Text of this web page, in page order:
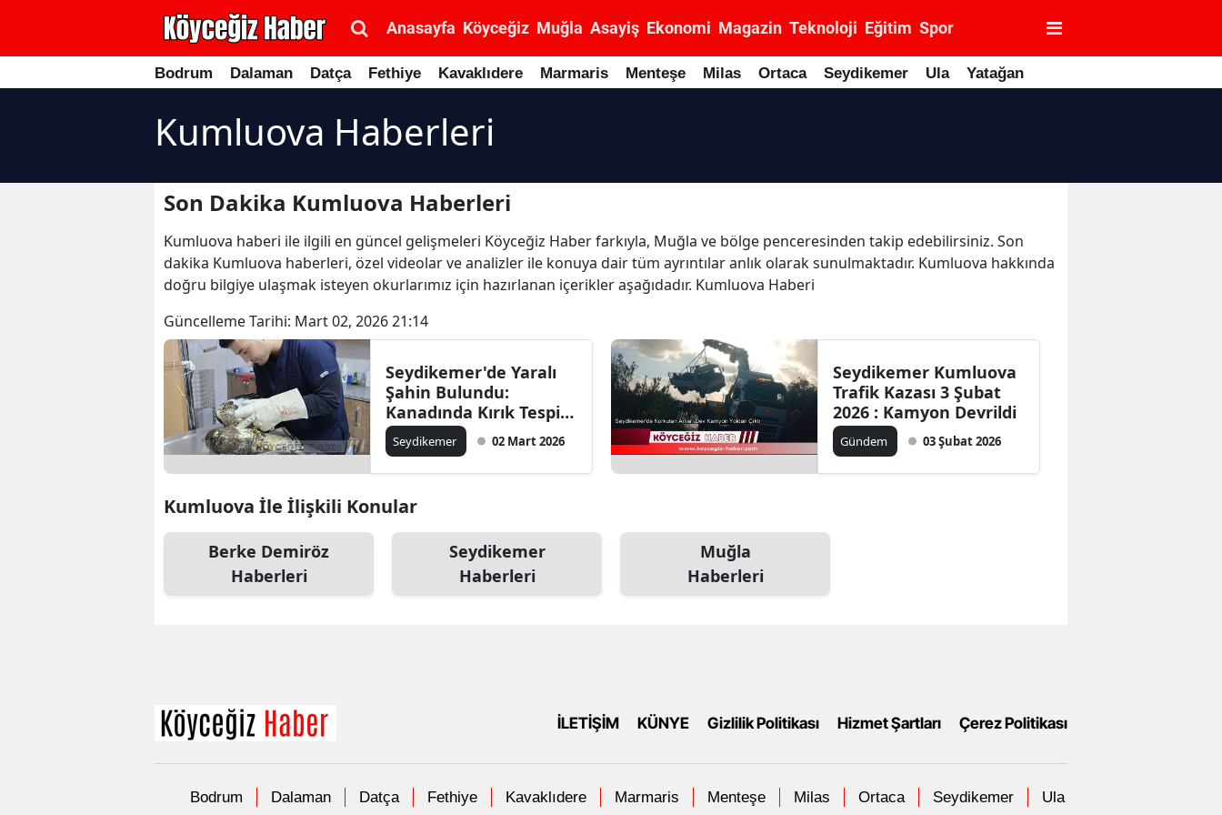
Anasayfa Köyceğiz Muğla Asayiş Ekonomi Magazin Teknoloji Eğitim Spor
Bodrum Dalaman Datça Fethiye Kavaklıdere Marmaris Menteşe Milas Ortaca Seydikemer Ula Yatağan
Kumluova Haberleri
Son Dakika Kumluova Haberleri
Kumluova haberi ile ilgili en güncel gelişmeleri Köyceğiz Haber farkıyla, Muğla ve bölge penceresinden takip edebilirsiniz. Son
dakika Kumluova haberleri, özel videolar ve analizler ile konuya dair tüm ayrıntılar anlık olarak sunulmaktadır. Kumluova hakkında
doğru bilgiye ulaşmak isteyen okurlarımız için hazırlanan içerikler aşağıdadır. Kumluova Haberi
Güncelleme Tarihi: Mart 02, 2026 21:14
Seydikemer'de Yaralı
Şahin Bulundu:
Kanadında Kırık Tespit
Edildi
Seydikemer 02 Mart 2026
Seydikemer Kumluova
Trafik Kazası 3 Şubat
2026 : Kamyon Devrildi
Gündem 03 Şubat 2026
Kumluova İle İlişkili Konular
Berke Demiröz
Haberleri
Seydikemer
Haberleri
Muğla
Haberleri
İLETİŞİM KÜNYE Gizlilik Politikası Hizmet Şartları Çerez Politikası
Bodrum Dalaman Datça Fethiye Kavaklıdere Marmaris Menteşe Milas Ortaca Seydikemer Ula